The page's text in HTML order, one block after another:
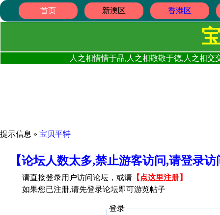
首页 新澳区 香港区
人之相惜惜于品,人之相敬敬于德,人之相
提示信息 » 宝贝平特
【论坛人数太多,禁止游客访问,请登录
请直接登录用户访问论坛，或请 【 点这里注册】
如果您已注册,请先登录论坛即可游览帖子
登录